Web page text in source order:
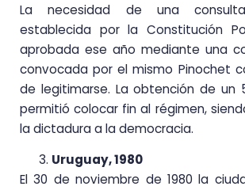
La necesidad de una
establecida por la Constitución
aprobada ese año mediante una
convocada por el mismo Pinochet
de legitimarse. La obtención de un
permitió colocar fin al régimen,
la dictadura a la democracia.
Uruguay, 1980
El 30 de noviembre de 1980 la